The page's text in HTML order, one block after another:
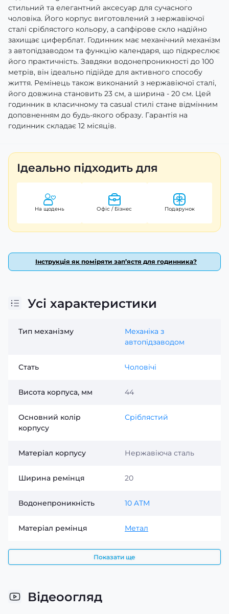
стильний та елегантний аксесуар для сучасного
чоловіка. Його корпус виготовлений з нержавіючої
сталі сріблястого кольору, а сапфірове скло надійно
захищає циферблат. Годинник має механічний механізм
з автопідзаводом та функцію календаря, що підкреслює
його практичність. Завдяки водонепроникності до 100
метрів, він ідеально підійде для активного способу
життя. Ремінець також виконаний з нержавіючої сталі,
його довжина становить 23 см, а ширина - 20 см. Цей
годинник в класичному та casual стилі стане відмінним
доповненням до будь-якого образу. Гарантія на
годинник складає 12 місяців.
Ідеально підходить для
На щодень Офіс / Бізнес Подарунок
Інструкція як поміряти зап’ястя для годинника?
Усі характеристики
Тип механізму
Механіка з
автопідзаводом
Стать Чоловічі
Висота корпуса, мм 44
Основний колір
корпусу
Сріблястий
Матеріал корпусу Нержавіюча сталь
Ширина ремінця 20
Водонепроникність 10 ATM
Матеріал ремінця Метал
Показати ще
Відеоогляд